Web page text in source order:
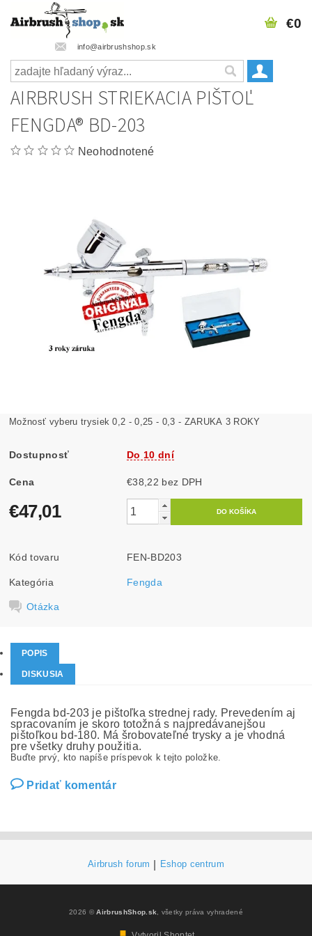
info@airbrushshop.sk
€0
AIRBRUSH STRIEKACIA PIŠTOĽ
FENGDA® BD-203
Neohodnotené
Možnosť vyberu trysiek 0,2 - 0,25 - 0,3 - ZARUKA 3 ROKY
Dostupnosť Do 10 dní
Cena €38,22 bez DPH
€47,01
Kód tovaru FEN-BD203
Kategória Fengda
Otázka
POPIS
DISKUSIA
Fengda bd-203 je pištoľka strednej rady. Prevedením aj
spracovaním je skoro totožná s najpredávanejšou
pištoľkou bd-180. Má šrobovateľné trysky a je vhodná
pre všetky druhy použitia.
Buďte prvý, kto napíše príspevok k tejto položke.
Pridať komentár
Airbrush forum Eshop centrum
2026 ©AirbrushShop.sk , všetky práva vyhradené